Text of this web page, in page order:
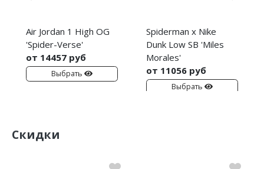
Air Jordan 1 High OG
'Spider-Verse'
от 14457 руб
Выбрать
Spiderman x Nike
Dunk Low SB 'Miles
Morales'
от 11056 руб
Выбрать
Скидки